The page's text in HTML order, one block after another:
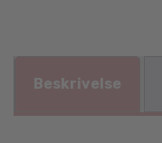
Beskrivelse